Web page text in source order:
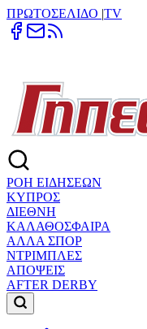
ΠΡΩΤΟΣΕΛΙΔΟ |TV
ΡΟΗ ΕΙΔΗΣΕΩΝ
ΚΥΠΡΟΣ
ΔΙΕΘΝΗ
ΚΑΛΑΘΟΣΦΑΙΡΑ
ΑΛΛΑ ΣΠΟΡ
ΝΤΡΙΜΠΛΕΣ
ΑΠΟΨΕΙΣ
AFTER DERBY